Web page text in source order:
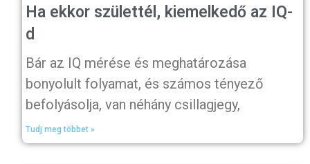
Ha ekkor születtél, kiemelkedő az IQ-
d
Bár az IQ mérése és meghatározása
bonyolult folyamat, és számos tényező
befolyásolja, van néhány csillagjegy,
Tudj meg többet »